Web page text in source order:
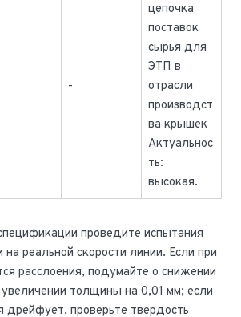
-
цепочка
поставок
сырья для
ЭТП в
отрасли
производст
ва крышек
Актуальнос
ть:
высокая.
проведите испытания
реальной скорости линии. Если при
расслоения, подумайте о снижении
толщины на 0,01 мм; если
дрейфует, проверьте твердость